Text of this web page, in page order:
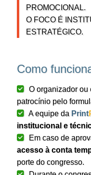
PROMOCIONAL.
O FOCO É
ESTRATÉGICO.
Como
O organizador ou
patrocínio pelo
A equipe da Print
institucional e
Em caso de
acesso à conta
porte do congresso.